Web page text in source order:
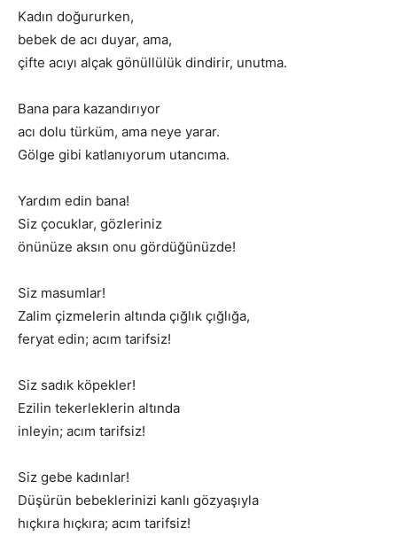
Kadın doğururken,
bebek de acı duyar, ama,
çifte acıyı alçak gönüllülük dindirir, unutma.
Bana para kazandırıyor
acı dolu türküm, ama neye yarar.
Gölge gibi katlanıyorum utancıma.
Yardım edin bana!
Siz çocuklar, gözleriniz
önünüze aksın onu gördüğünüzde!
Siz masumlar!
Zalim çizmelerin altında çığlık çığlığa,
feryat edin; acım tarifsiz!
Siz sadık köpekler!
Ezilin tekerleklerin altında
inleyin; acım tarifsiz!
Siz gebe kadınlar!
Düşürün bebeklerinizi kanlı gözyaşıyla
hıçkıra hıçkıra; acım tarifsiz!